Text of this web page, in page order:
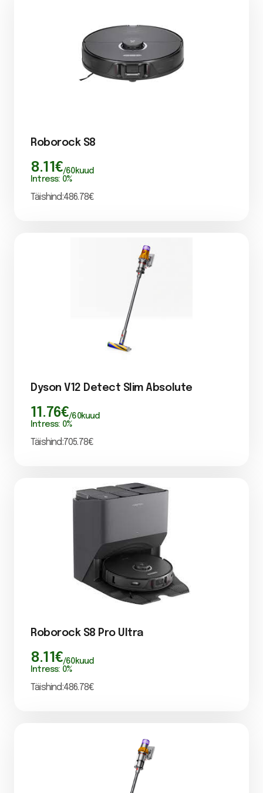
Roborock S8
8.11€/60kuud
Intress: 0%
Täishind:486.78€
Dyson V12 Detect Slim Absolute
11.76€/60kuud
Intress: 0%
Täishind:705.78€
Roborock S8 Pro Ultra
8.11€/60kuud
Intress: 0%
Täishind:486.78€